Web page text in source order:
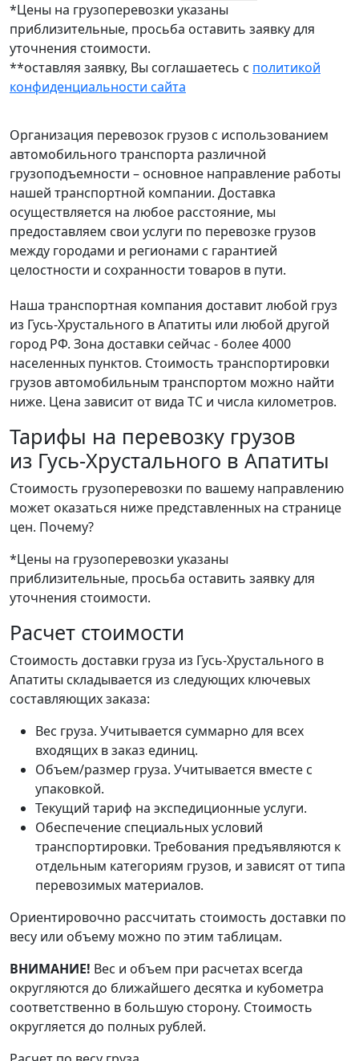
*Цены на грузоперевозки указаны
приблизительные, просьба оставить заявку для
уточнения стоимости.
**оставляя заявку, Вы соглашаетесь с политикой
конфиденциальности сайта
Организация перевозок грузов с использованием
автомобильного транспорта различной
грузоподъемности – основное направление работы
нашей транспортной компании. Доставка
осуществляется на любое расстояние, мы
предоставляем свои услуги по перевозке грузов
между городами и регионами с гарантией
целостности и сохранности товаров в пути.
Наша транспортная компания доставит любой груз
из Гусь-Хрустального в Апатиты или любой другой
город РФ. Зона доставки сейчас - более 4000
населенных пунктов. Стоимость транспортировки
грузов автомобильным транспортом можно найти
ниже. Цена зависит от вида ТС и числа километров.
Тарифы на перевозку грузов
из Гусь-Хрустального в Апатиты
Стоимость грузоперевозки по вашему направлению
может оказаться ниже представленных на странице
цен. Почему?
*Цены на грузоперевозки указаны
приблизительные, просьба оставить заявку для
уточнения стоимости.
Расчет стоимости
Стоимость доставки груза из Гусь-Хрустального в
Апатиты складывается из следующих ключевых
составляющих заказа:
Вес груза. Учитывается суммарно для всех
входящих в заказ единиц.
Объем/размер груза. Учитывается вместе с
упаковкой.
Текущий тариф на экспедиционные услуги.
Обеспечение специальных условий
транспортировки. Требования предъявляются к
отдельным категориям грузов, и зависят от типа
перевозимых материалов.
Ориентировочно рассчитать стоимость доставки по
весу или объему можно по этим таблицам.
ВНИМАНИЕ! Вес и объем при расчетах всегда
округляются до ближайшего десятка и кубометра
соответственно в большую сторону. Стоимость
округляется до полных рублей.